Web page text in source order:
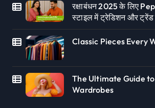
रक्षाबंधन 2025 के लिए
स्टाइल में ट्रेडिशन और
Classic Pieces Every
The Ultimate Guide
Wardrobes